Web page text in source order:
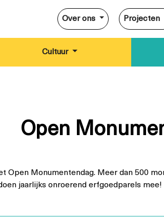
Over ons Projecten
Cultuur
Open
Open Monumentendag. Meer dan 500
jaarlijks onroerend erfgoedparels mee!